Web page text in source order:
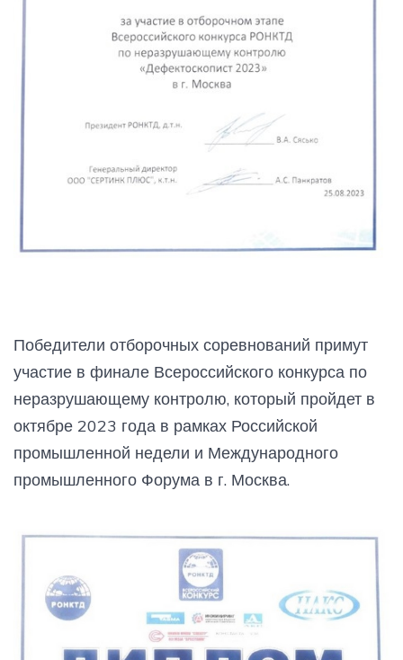
Победители отборочных соревнований примут
участие в финале Всероссийского конкурса по
неразрушающему контролю, который пройдет в
октябре 2023 года в рамках Российской
промышленной недели и Международного
промышленного Форума в г. Москва.